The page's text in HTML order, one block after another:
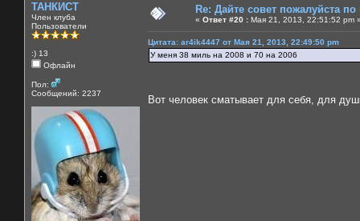
ТАНКИСТ
Член клуба
Пользователи
:) 13
Офлайн
Пол:
Сообщений: 2237
Re: Дайте совет пожалуйста
« Ответ #20 : Мая 21, 2013, 22:51:52 pm
Цитата: ar4ik4447 от Мая 21, 2013, 22:49:50 pm
У меня 38 миль на 2008 и 70 на 2006
Вот человек сматывает для себя, для